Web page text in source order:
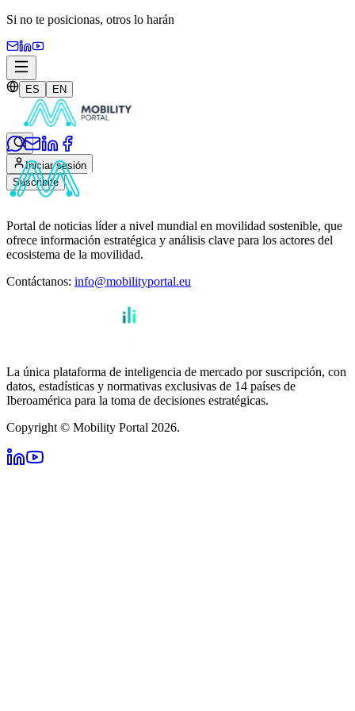
Si no te posicionas, otros lo harán
ES EN
Iniciar sesión
Suscribite
Portal de noticias líder a nivel mundial en movilidad sostenible, que
ofrece información estratégica y análisis clave para los actores del
ecosistema de la movilidad.
Contáctanos: info@mobilityportal.eu
La única plataforma de inteligencia de mercado por suscripción, con
datos, estadísticas y normativas exclusivas de 14 países de
Iberoamérica para la toma de decisiones estratégicas.
Copyright © Mobility Portal 2026.